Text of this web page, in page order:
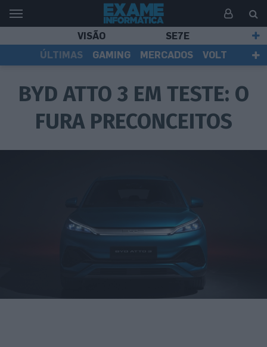
VISÃO
SE7E
ÚLTIMAS
GAMING MERCADOS
VOLT
BYD ATTO 3 EM TESTE: O
FURA PRECONCEITOS